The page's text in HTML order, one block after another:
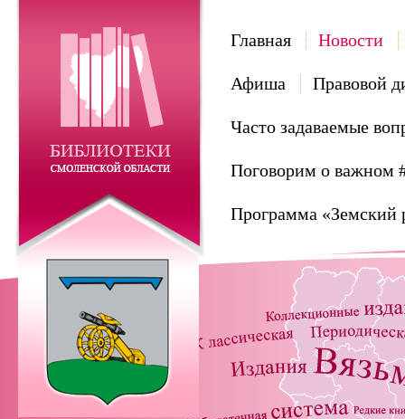
Главная Новости
Афиша Правовой
Часто задаваемые
Поговорим о важном
Программа «Земский